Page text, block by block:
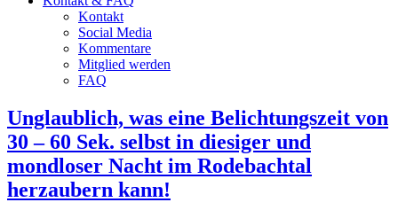
Kontakt
Social Media
Kommentare
Mitglied werden
FAQ
Unglaublich, was eine Belichtungszeit von
30 – 60 Sek. selbst in diesiger und
mondloser Nacht im Rodebachtal
herzaubern kann!